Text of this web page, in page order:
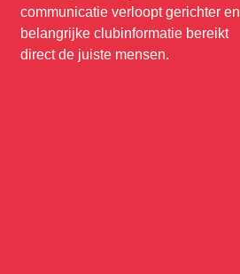
communicatie verloopt gerichter en
belangrijke clubinformatie bereikt
direct de juiste mensen.